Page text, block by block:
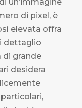
un’immagine
di pixel, è
elevata offra
dettaglio
di grande
desidera